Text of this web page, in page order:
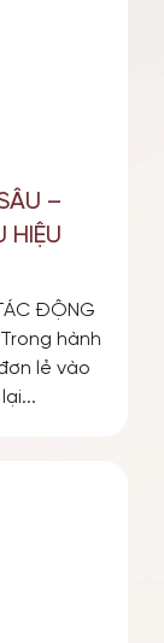
–
HIỆU
ĐỘNG
Trong hành
lẻ vào